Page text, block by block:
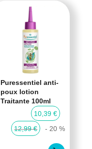
Puressentiel anti-
poux lotion
Traitante 100ml
10,39 €
12,99 €
- 20 %